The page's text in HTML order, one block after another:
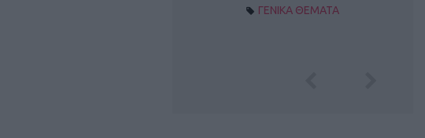
ΓΕΝΙΚΑ ΘΕΜΑΤΑ